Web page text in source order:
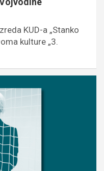
KUD-a „Stanko
kulture „3.